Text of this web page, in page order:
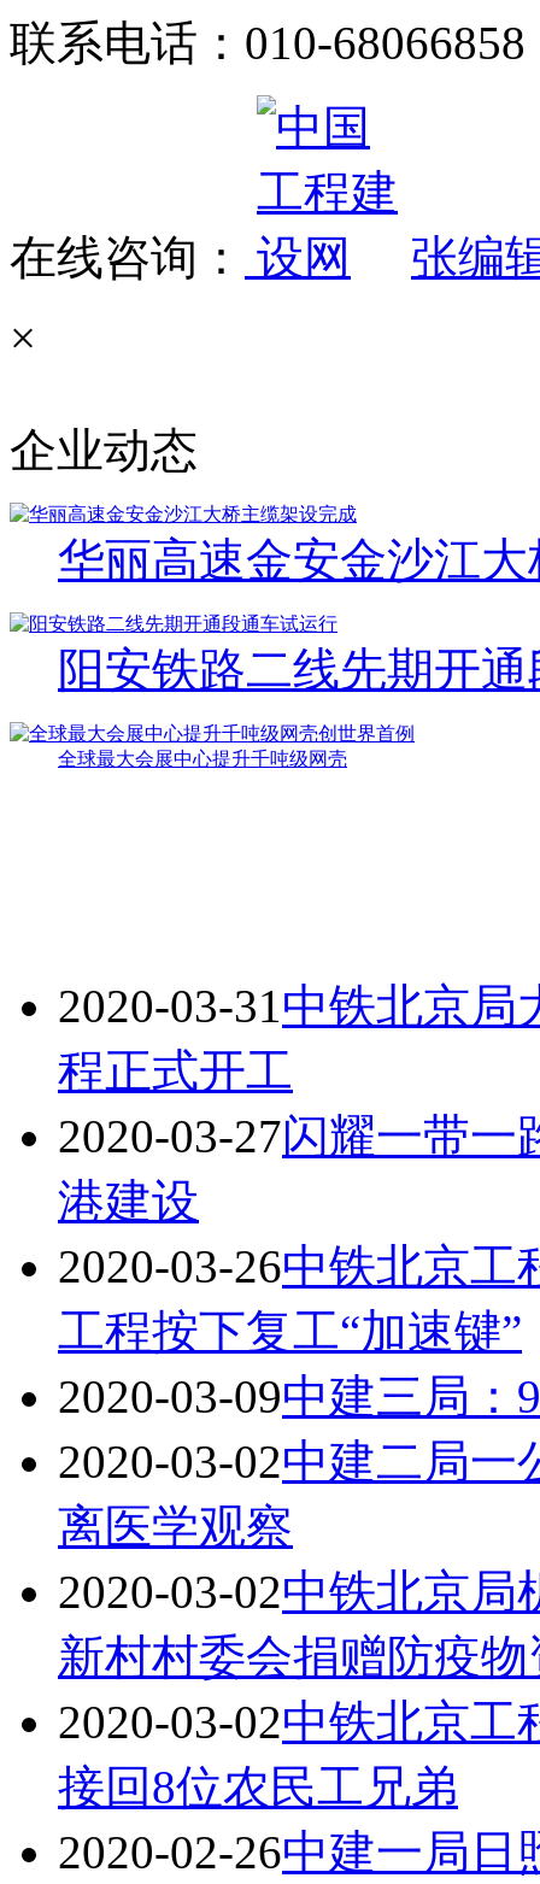
联系电话：010-68066858
在线咨询：
张编
×
企业动态
华丽高速金安金沙江
阳安铁路二线先期开
全球最大会展中心提升千吨级网壳
2020-03-31中铁北京局
程正式开工
2020-03-27闪耀一带一
港建设
2020-03-26中铁北京工
工程按下复工“加速键”
2020-03-09中建三局：
2020-03-02中建二局一
离医学观察
2020-03-02中铁北京局
新村村委会捐赠防疫物
2020-03-02中铁北京工
接回8位农民工兄弟
2020-02-26中建一局日